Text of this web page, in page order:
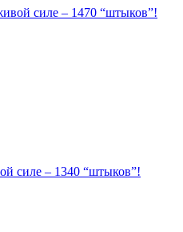
силе – 1470 “штыков”!
силе – 1340 “штыков”!